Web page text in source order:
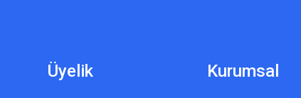
Üyelik Kurumsal